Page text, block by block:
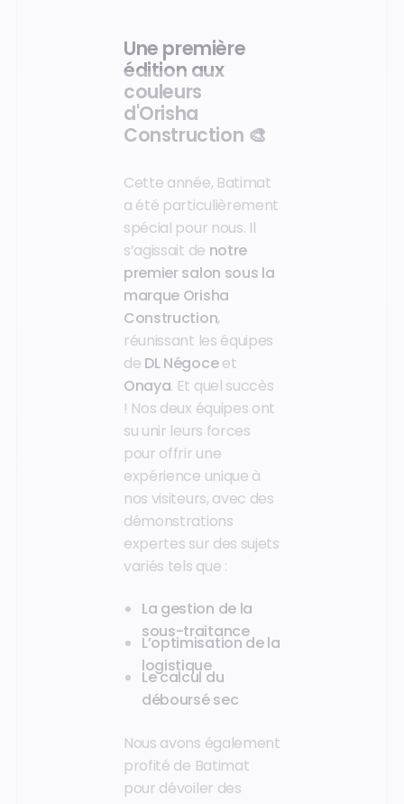
Une première
édition aux
couleurs
d'Orisha
Construction 🎨
Cette année, Batimat
a été particulièrement
spécial pour nous. Il
s’agissait de notre
premier salon sous la
marque Orisha
Construction,
réunissant les équipes
de DL Négoceet
Onaya. Et quel succès
! Nos deux équipes ont
su unir leurs forces
pour offrir une
expérience unique à
nos visiteurs, avec des
démonstrations
expertes sur des sujets
variés tels que :
La gestion de la
sous-traitance
L’optimisation de la
logistique
Le calcul du
déboursé sec
Nous avons également
profité de Batimat
pour dévoiler des